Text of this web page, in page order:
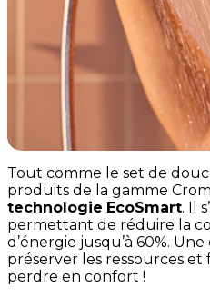
Tout comme le set de
produits de la gamme
technologie EcoSmart. Il
permettant de réduire la
d’énergie jusqu’à 60%.
préserver les ressources et
perdre en confort !